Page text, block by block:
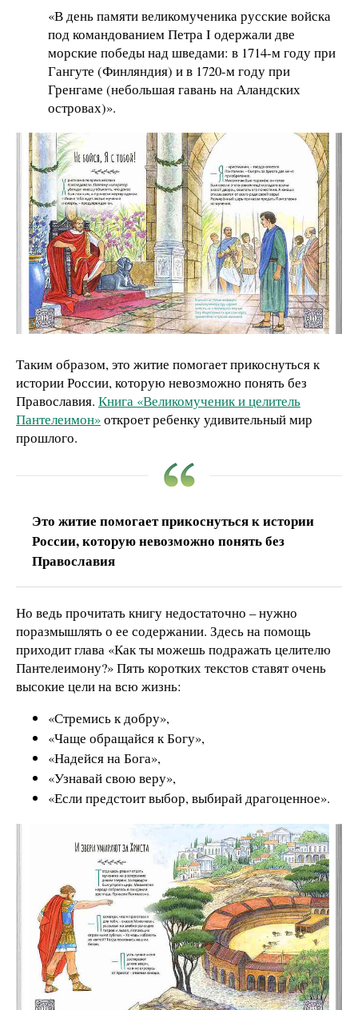
«В день памяти великомученика русские войска
под командованием Петра I одержали две
морские победы над шведами: в 1714-м году при
Гангуте (Финляндия) и в 1720-м году при
Гренгаме (небольшая гавань на Аландских
островах)».
Таким образом, это житие помогает прикоснуться к
истории России, которую невозможно понять без
Православия. Книга «Великомученик и целитель
Пантелеимон»откроет ребенку удивительный мир
прошлого.
Это житие помогает прикоснуться к истории
России, которую невозможно понять без
Православия
Но ведь прочитать книгу недостаточно – нужно
поразмышлять о ее содержании. Здесь на помощь
приходит глава «Как ты можешь подражать целителю
Пантелеимону?» Пять коротких текстов ставят очень
высокие цели на всю жизнь:
«Стремись к добру»,
«Чаще обращайся к Богу»,
«Надейся на Бога»,
«Узнавай свою веру»,
«Если предстоит выбор, выбирай драгоценное».